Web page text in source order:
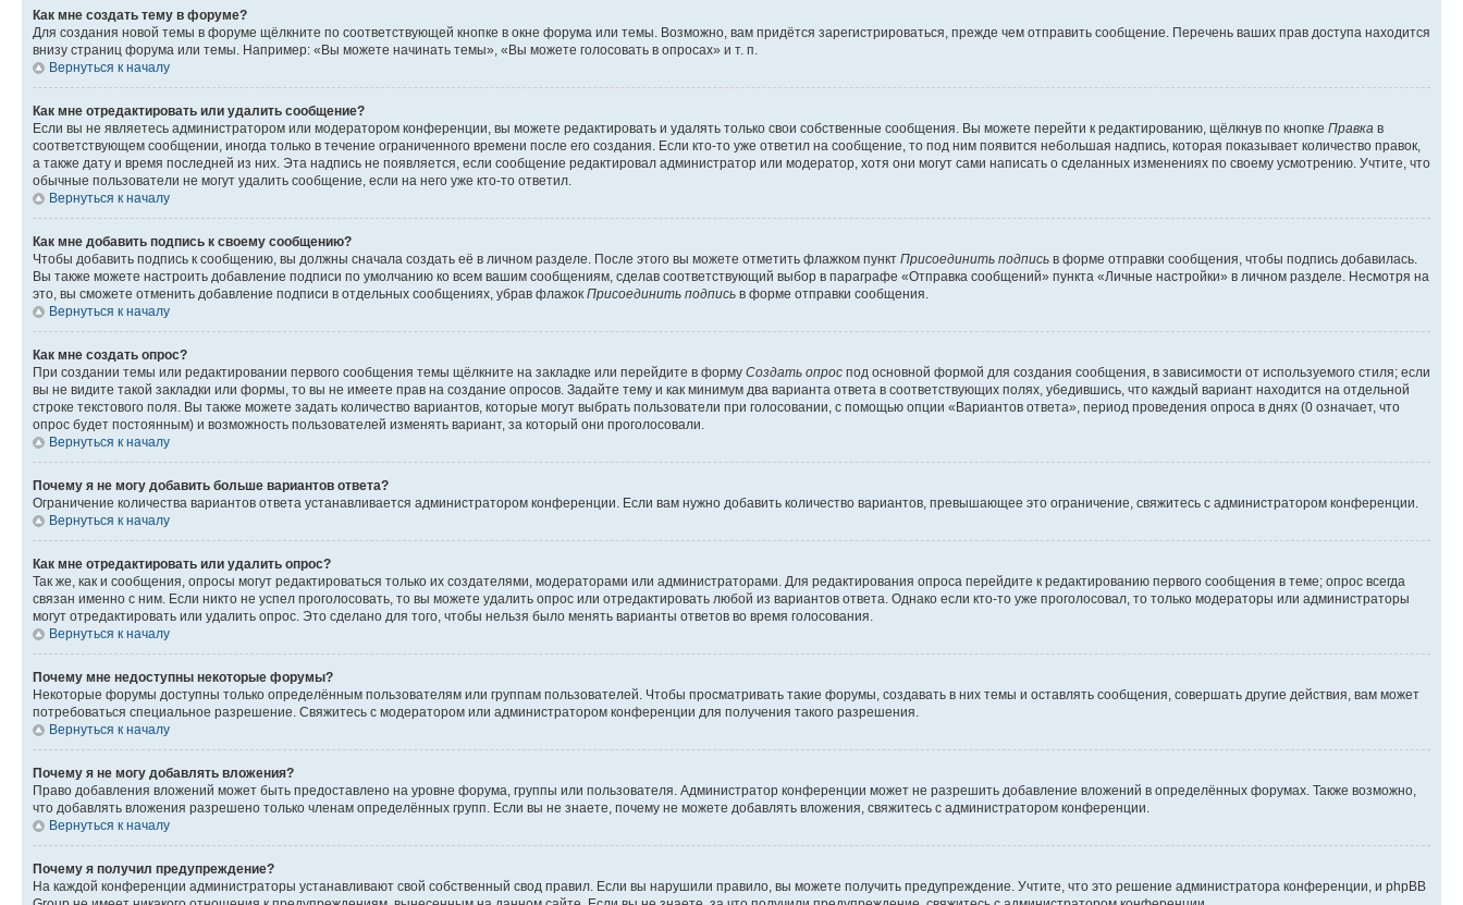
Как мне создать тему в форуме?
Для создания новой темы в форуме щёлкните по соответствующей кнопке в окне форума или темы. Возможно, вам придётся зарегистрироваться, прежде чем отправить сообщение. Перечень ваших прав доступа находится
внизу страниц форума или темы. Например: «Вы можете начинать темы», «Вы можете голосовать в опросах» и т. п.
Вернуться к началу
Как мне отредактировать или удалить сообщение?
Если вы не являетесь администратором или модератором конференции, вы можете редактировать и удалять только свои собственные сообщения. Вы можете перейти к редактированию, щёлкнув по кнопке Правка в
соответствующем сообщении, иногда только в течение ограниченного времени после его создания. Если кто-то уже ответил на сообщение, то под ним появится небольшая надпись, которая показывает количество правок,
а также дату и время последней из них. Эта надпись не появляется, если сообщение редактировал администратор или модератор, хотя они могут сами написать о сделанных изменениях по своему усмотрению. Учтите, что
обычные пользователи не могут удалить сообщение, если на него уже кто-то ответил.
Вернуться к началу
Как мне добавить подпись к своему сообщению?
Чтобы добавить подпись к сообщению, вы должны сначала создать её в личном разделе. После этого вы можете отметить флажком пункт Присоединить подпись в форме отправки сообщения, чтобы подпись добавилась.
Вы также можете настроить добавление подписи по умолчанию ко всем вашим сообщениям, сделав соответствующий выбор в параграфе «Отправка сообщений» пункта «Личные настройки» в личном разделе. Несмотря на
это, вы сможете отменить добавление подписи в отдельных сообщениях, убрав флажок Присоединить подпись в форме отправки сообщения.
Вернуться к началу
Как мне создать опрос?
При создании темы или редактировании первого сообщения темы щёлкните на закладке или перейдите в форму Создать опрос под основной формой для создания сообщения, в зависимости от используемого стиля; если
вы не видите такой закладки или формы, то вы не имеете прав на создание опросов. Задайте тему и как минимум два варианта ответа в соответствующих полях, убедившись, что каждый вариант находится на отдельной
строке текстового поля. Вы также можете задать количество вариантов, которые могут выбрать пользователи при голосовании, с помощью опции «Вариантов ответа», период проведения опроса в днях (0 означает, что
опрос будет постоянным) и возможность пользователей изменять вариант, за который они проголосовали.
Вернуться к началу
Почему я не могу добавить больше вариантов ответа?
Ограничение количества вариантов ответа устанавливается администратором конференции. Если вам нужно добавить количество вариантов, превышающее это ограничение, свяжитесь с администратором конференции.
Вернуться к началу
Как мне отредактировать или удалить опрос?
Так же, как и сообщения, опросы могут редактироваться только их создателями, модераторами или администраторами. Для редактирования опроса перейдите к редактированию первого сообщения в теме; опрос всегда
связан именно с ним. Если никто не успел проголосовать, то вы можете удалить опрос или отредактировать любой из вариантов ответа. Однако если кто-то уже проголосовал, то только модераторы или администраторы
могут отредактировать или удалить опрос. Это сделано для того, чтобы нельзя было менять варианты ответов во время голосования.
Вернуться к началу
Почему мне недоступны некоторые форумы?
Некоторые форумы доступны только определённым пользователям или группам пользователей. Чтобы просматривать такие форумы, создавать в них темы и оставлять сообщения, совершать другие действия, вам может
потребоваться специальное разрешение. Свяжитесь с модератором или администратором конференции для получения такого разрешения.
Вернуться к началу
Почему я не могу добавлять вложения?
Право добавления вложений может быть предоставлено на уровне форума, группы или пользователя. Администратор конференции может не разрешить добавление вложений в определённых форумах. Также возможно,
что добавлять вложения разрешено только членам определённых групп. Если вы не знаете, почему не можете добавлять вложения, свяжитесь с администратором конференции.
Вернуться к началу
Почему я получил предупреждение?
На каждой конференции администраторы устанавливают свой собственный свод правил. Если вы нарушили правило, вы можете получить предупреждение. Учтите, что это решение администратора конференции, и phpBB